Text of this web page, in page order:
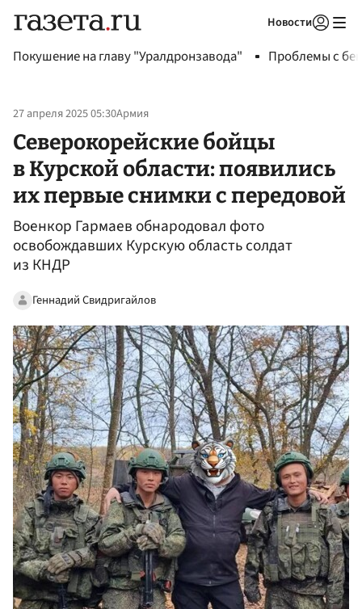
Новости
Покушение на главу "Уралдронзавода" Проблемы с
27 апреля 2025 05:30Армия
Северокорейские бойцы
в Курской области: появились
их первые снимки с передовой
Военкор Гармаев обнародовал фото
освобождавших Курскую область солдат
из КНДР
Геннадий Свидригайлов